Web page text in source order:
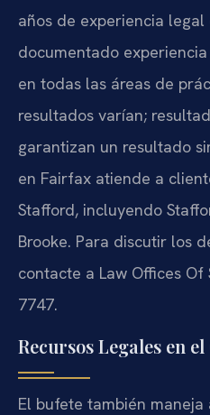
años de experiencia
documentado
en todas las áreas de
resultados varían;
garantizan un resultado
en Fairfax atiende a
Stafford, incluyendo
Brooke. Para discutir los
contacte a Law Offices Of
7747.
Recursos Legales en
El bufete también